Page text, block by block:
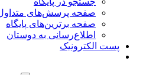
صفحه پرسش‌های متداول
صفحه برترین‌های پایگاه
اطلاع‌رسانی به دوستان
پست الکترونیک